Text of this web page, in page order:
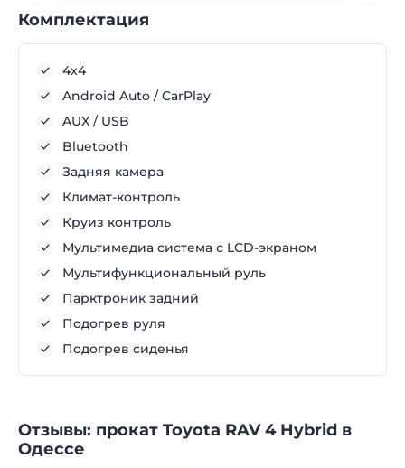
Комплектация
4x4
Android Auto / CarPlay
AUX / USB
Bluetooth
Задняя камера
Климат-контроль
Круиз контроль
Мультимедиа система с LCD-экраном
Мультифункциональный руль
Парктроник задний
Подогрев руля
Подогрев сиденья
Отзывы: прокат Toyota RAV 4 Hybrid в
Одессе